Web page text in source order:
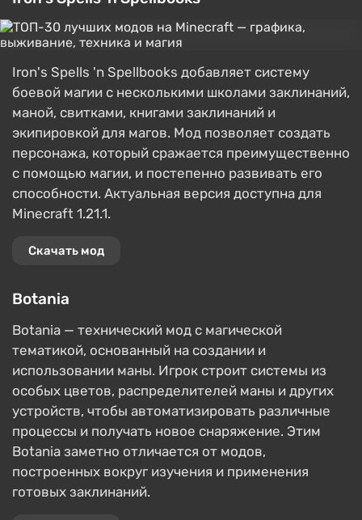
Iron's Spells 'n Spellbooks добавляет систему
боевой магии с несколькими школами заклинаний,
маной, свитками, книгами заклинаний и
экипировкой для магов. Мод позволяет создать
персонажа, который сражается преимущественно
с помощью магии, и постепенно развивать его
способности. Актуальная версия доступна для
Minecraft 1.21.1.
Скачать мод
Botania
Botania — технический мод с магической
тематикой, основанный на создании и
использовании маны. Игрок строит системы из
особых цветов, распределителей маны и других
устройств, чтобы автоматизировать различные
процессы и получать новое снаряжение. Этим
Botania заметно отличается от модов,
построенных вокруг изучения и применения
готовых заклинаний.